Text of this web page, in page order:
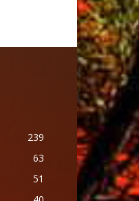
239
63
51